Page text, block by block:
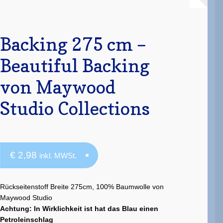
Backing 275 cm –
Beautiful Backing
von Maywood
Studio Collections
€ 2,98 inkl. MWSt.
Rückseitenstoff Breite 275cm, 100% Baumwolle von
Maywood Studio
Achtung: In Wirklichkeit ist hat das Blau einen
Petroleinschlag